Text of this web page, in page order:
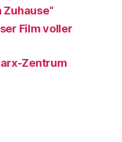
Zuhause“
Film voller
Zentrum